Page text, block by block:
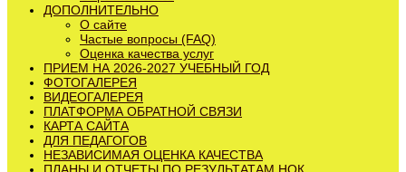
ДОПОЛНИТЕЛЬНО
О сайте
Частые вопросы (FAQ)
Оценка качества услуг
ПРИЕМ НА 2026-2027 УЧЕБНЫЙ ГОД
ФОТОГАЛЕРЕЯ
ВИДЕОГАЛЕРЕЯ
ПЛАТФОРМА ОБРАТНОЙ СВЯЗИ
КАРТА САЙТА
ДЛЯ ПЕДАГОГОВ
НЕЗАВИСИМАЯ ОЦЕНКА КАЧЕСТВА
ПЛАНЫ И ОТЧЕТЫ ПО РЕЗУЛЬТАТАМ НОК